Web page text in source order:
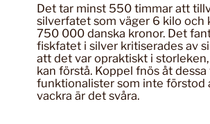
Det tar minst 550 timmar att
silverfatet som väger 6 kilo och
750 000 danska kronor. Det
fiskfatet i silver kritiserades av
att det var opraktiskt i
kan förstå. Koppel fnös åt dessa
funktionalister som inte förstod
vackra är det svåra.